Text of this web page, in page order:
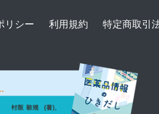
リシー 利用規約 特定商取引